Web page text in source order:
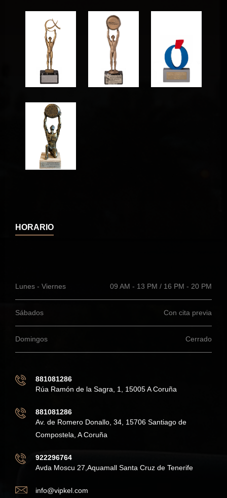
HORARIO
Lunes - Viernes 09 AM - 13 PM / 16 PM - 20 PM
Sábados Con cita previa
Domingos Cerrado
881081286
Rúa Ramón de la Sagra, 1, 15005 A Coruña
881081286
Av. de Romero Donallo, 34, 15706 Santiago de
Compostela, A Coruña
922296764
Avda Moscu 27,Aquamall Santa Cruz de Tenerife
info@vipkel.com